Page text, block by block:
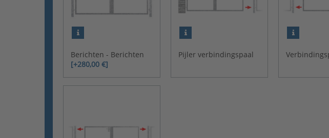
Berichten - Berichten
[+280,00 €]
Pijler verbindingspaal